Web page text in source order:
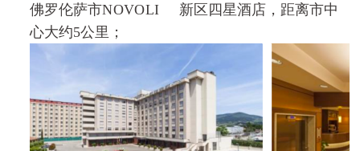
佛罗伦萨市NOVOLI
新区四星酒店，距离市中
心大约5公里；